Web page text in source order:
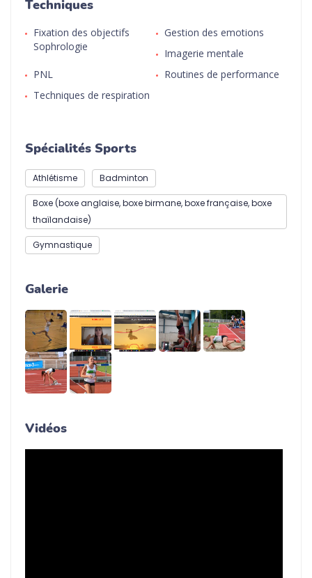
Techniques
Fixation des objectifs
Sophrologie
Gestion des emotions
Imagerie mentale
PNL
Routines de performance
Techniques de respiration
Spécialités Sports
Athlétisme Badminton
Boxe (boxe anglaise, boxe birmane, boxe française, boxe
thaïlandaise)
Gymnastique
Galerie
Vidéos